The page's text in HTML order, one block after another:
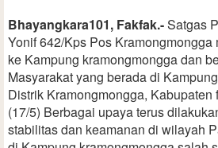
Bhayangkara101, Fakfak.-Satgas
Yonif 642/Kps Pos
ke Kampung kramongmongga dan
Masyarakat yang berada di
Distrik Kramongmongga, Kabupaten
(17/5) Berbagai upaya terus
stabilitas dan keamanan di wilayah